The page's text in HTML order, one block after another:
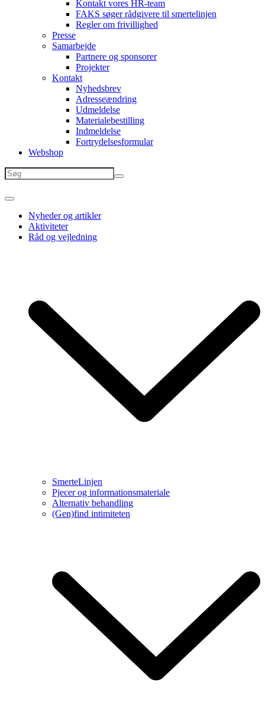
Kontakt vores HR-team
FAKS søger rådgivere til smertelinjen
Regler om frivillighed
Presse
Samarbejde
Partnere og sponsorer
Projekter
Kontakt
Nyhedsbrev
Adresseændring
Udmeldelse
Materialebestilling
Indmeldelse
Fortrydelsesformular
Webshop
Nyheder og artikler
Aktiviteter
Råd og vejledning
SmerteLinjen
Pjecer og informationsmateriale
Alternativ behandling
(Gen)find intimiteten